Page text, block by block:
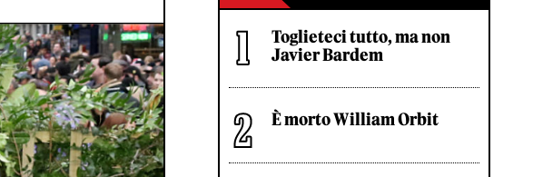
Toglieteci tutto, ma non
Javier Bardem
È morto William Orbit